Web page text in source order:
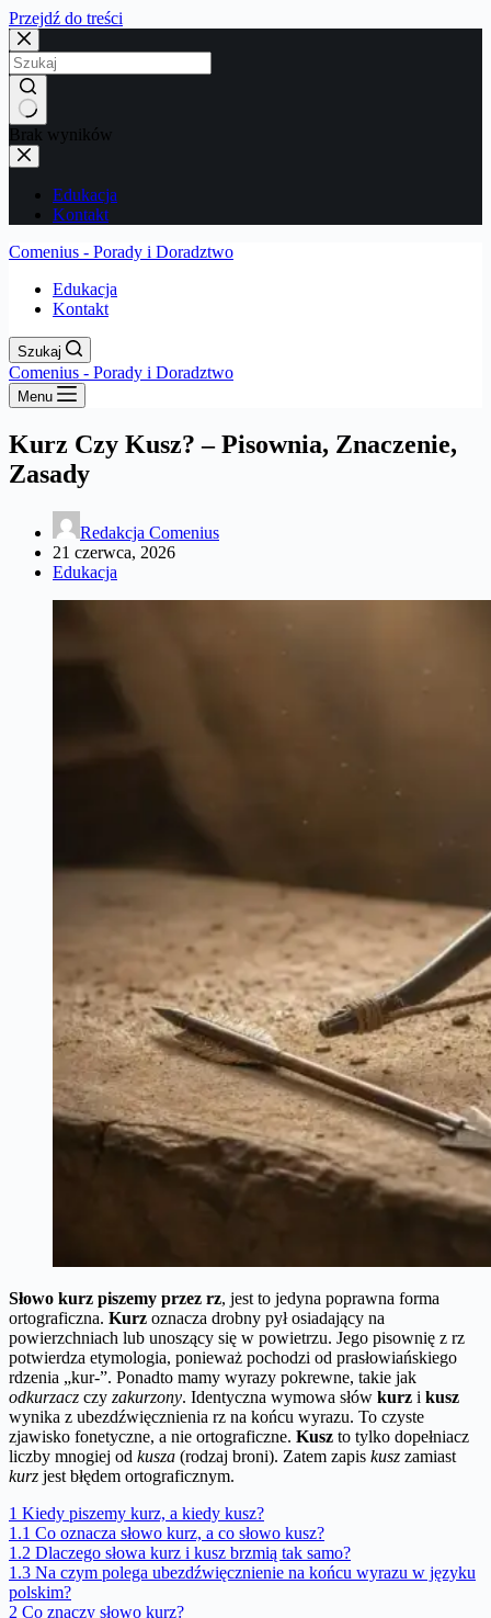
Przejdź do treści
Brak wyników
Edukacja
Kontakt
Comenius - Porady i Doradztwo
Edukacja
Kontakt
Szukaj
Comenius - Porady i Doradztwo
Menu
Kurz Czy Kusz? – Pisownia, Znaczenie,
Zasady
Redakcja Comenius
21 czerwca, 2026
Edukacja
Słowo kurz piszemy przez rz, jest to jedyna poprawna forma
ortograficzna. Kurz oznacza drobny pył osiadający na
powierzchniach lub unoszący się w powietrzu. Jego pisownię z rz
potwierdza etymologia, ponieważ pochodzi od prasłowiańskiego
rdzenia „kur-”. Ponadto mamy wyrazy pokrewne, takie jak
odkurzacz czy zakurzony. Identyczna wymowa słów kurz i kusz
wynika z ubezdźwięcznienia rz na końcu wyrazu. To czyste
zjawisko fonetyczne, a nie ortograficzne. Kusz to tylko dopełniacz
liczby mnogiej od kusza (rodzaj broni). Zatem zapis kusz zamiast
kurz jest błędem ortograficznym.
1 Kiedy piszemy kurz, a kiedy kusz?
1.1 Co oznacza słowo kurz, a co słowo kusz?
1.2 Dlaczego słowa kurz i kusz brzmią tak samo?
1.3 Na czym polega ubezdźwięcznienie na końcu wyrazu w języku
polskim?
2 Co znaczy słowo kurz?